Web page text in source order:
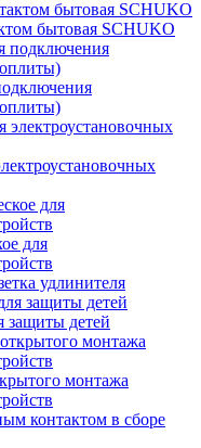
бытовая SCHUKO
для
удлинителя
защиты детей
монтажа